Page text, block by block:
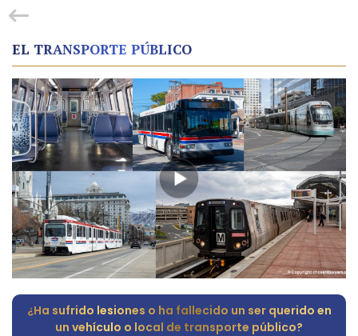
EL TRANSPORTE PÚBLICO
¿Ha sufrido lesiones o ha fallecido un ser querido en
un vehículo o local de transporte público?